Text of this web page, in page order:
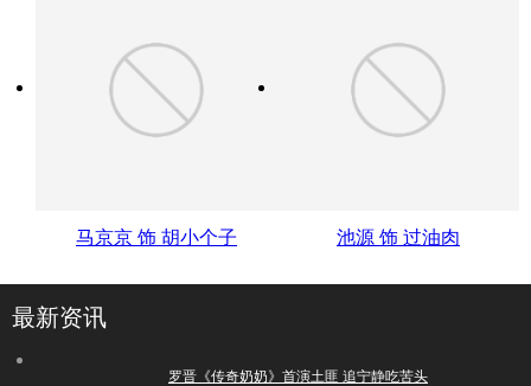
马京京 饰 胡小个子 池源 饰 过油肉
最新资讯
罗晋《传奇奶奶》首演土匪 追宁静吃苦头